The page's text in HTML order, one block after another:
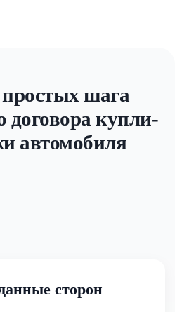
простых шага
договора купли-
автомобиля
сторон